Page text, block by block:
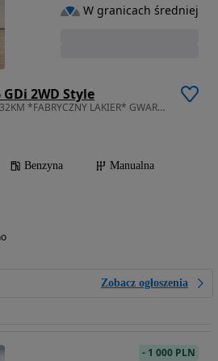
2WD Style
1591 cm3 • 132 KM • 1.6* 132KM *FABRYCZNY LAKIER* GWARANCJA *perfekcyjny *kamera*
Benzyna
Manualna
Zobacz ogłoszenia
W granicach średniej
- 1 000 PLN